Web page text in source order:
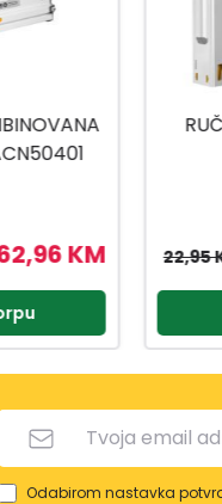
2U1
KM 74,95
Odabirom nastavka